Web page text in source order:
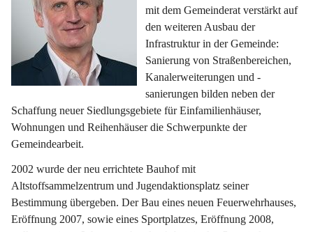
mit dem Gemeinderat verstärkt auf
den weiteren Ausbau der
Infrastruktur in der Gemeinde:
Sanierung von Straßenbereichen,
Kanalerweiterungen und -
sanierungen bilden neben der
Schaffung neuer Siedlungsgebiete für Einfamilienhäuser,
Wohnungen und Reihenhäuser die Schwerpunkte der
Gemeindearbeit.
2002 wurde der neu errichtete Bauhof mit
Altstoffsammelzentrum und Jugendaktionsplatz seiner
Bestimmung übergeben. Der Bau eines neuen Feuerwehrhauses,
Eröffnung 2007, sowie eines Sportplatzes, Eröffnung 2008,